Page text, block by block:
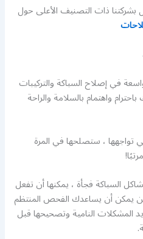
بشركتنا ذات التصنيف الأعلى حول
في إصلاح السباكة والتركيبات
واهتمام بالسلامة والراحة
تواجهها ، ستصلحها في المرة
السباكة فجأة ، يمكنها أن تفعل
يمكن أن يساعدك الفحص المنتظم
المشكلات النامية وتصحيحها قبل